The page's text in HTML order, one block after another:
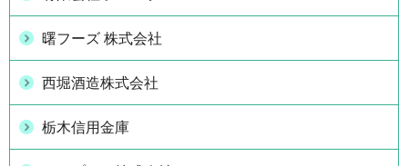
曙フーズ 株式会社
西堀酒造株式会社
栃木信用金庫